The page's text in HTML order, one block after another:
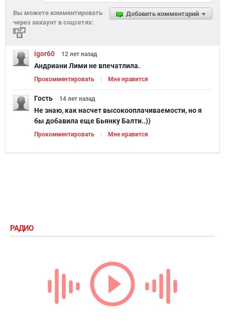
Добавить комментарий
Вы можете комментировать
через аккаунт в соцсетях:
igor60 12 лет назад
Андриани Лими не впечатлила.
Прокомментировать Мне нравится
Гость 14 лет назад
Не знаю, как насчет высокооплачиваемости, но я
бы добавила еще Бьянку Балти..))
Прокомментировать Мне нравится
РАДИО